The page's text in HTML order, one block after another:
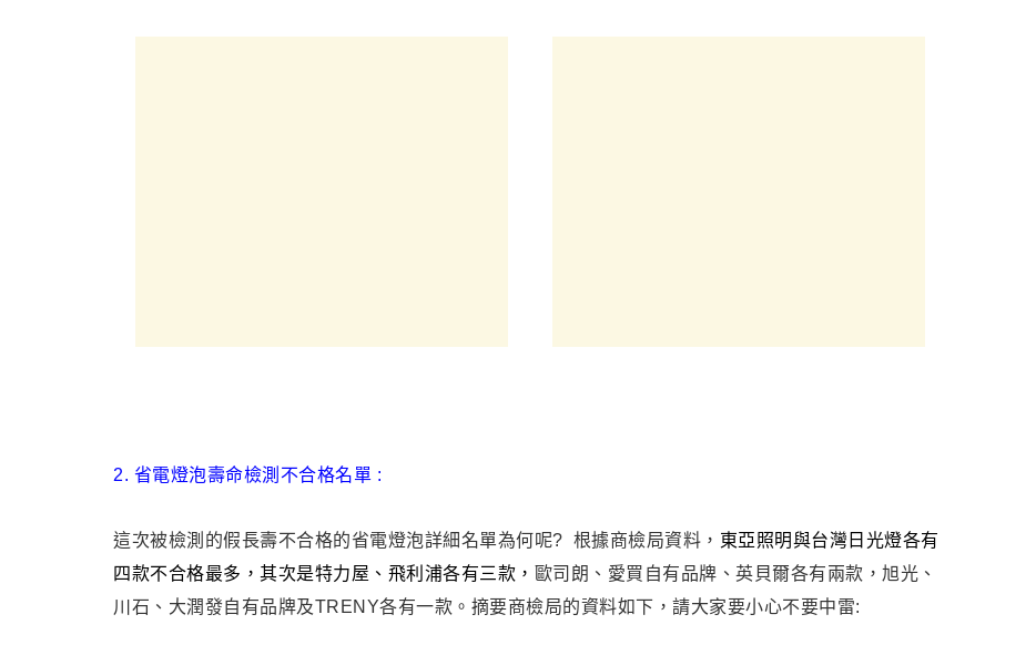
2. 省電燈泡壽命檢測不合格名單 :
這次被檢測的假長壽不合格的省電燈泡詳細名單為何呢? 根據商檢局資料， 東亞照明與台灣日光燈各有
四款不合格最多，其次是特力屋、飛利浦各有三款， 歐司朗、愛買自有品牌、英貝爾各有兩款 ， 旭光 、
川石、大潤發自有品牌及TRENY各有一款 。 摘要商檢局的資料如下 ，請大家要小心不要中雷: